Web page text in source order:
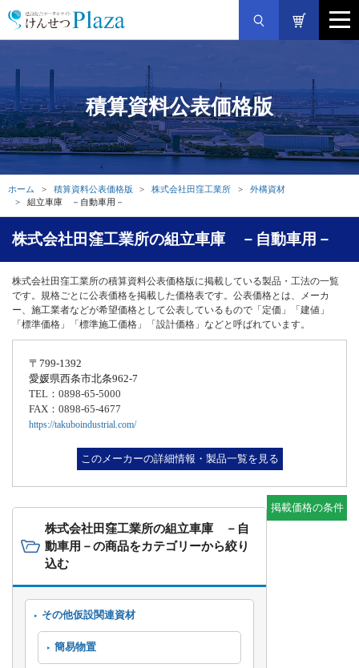
積算資料公表価格版
ホーム 積算資料公表価格版 株式会社田窪工業所
外構資材
組立車庫 －自動車用－
株式会社田窪工業所の組立車庫 －自動車用－
株式会社田窪工業所の積算資料公表価格版に掲載している製品・工法の一覧
です。規格ごとに公表価格を掲載した価格表です。公表価格とは、メーカ
ー、施工業者などが希望価格として公表しているもので「定価」「建値」
「標準価格」「標準施工価格」「設計価格」などと呼ばれています。
〒799-1392
愛媛県西条市北条962-7
TEL：0898-65-5000
FAX：0898-65-4677
https://takuboindustrial.com/
このメーカーの詳細情報・製品一覧を見る
掲載価格の条件
株式会社田窪工業所の組立車庫 －自
動車用－の商品をカテゴリーから絞り
込む
その他仮設関連資材
簡易物置